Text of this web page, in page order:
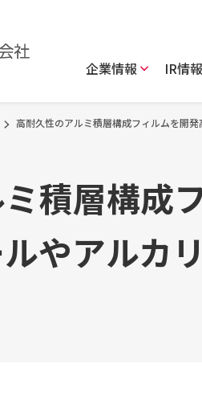
企業情報 IR情報
高耐久性のアルミ積層構成フィルムを開
積層構成
やアルカ